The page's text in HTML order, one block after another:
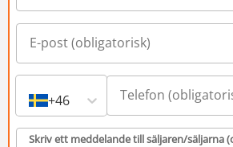
+46
Skriv ett meddelande till säljaren/säljarna